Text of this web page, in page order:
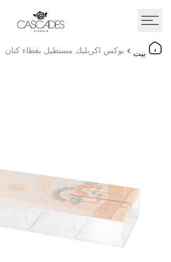
بيت بوكس اكريليك مستطيل بغطاء كتان